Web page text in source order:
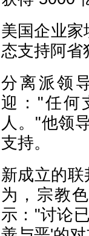
美国企业家
态支持阿省
分离派领
迎："任何
人。"他领
支持。
新成立的
为，宗教
示："讨论